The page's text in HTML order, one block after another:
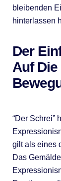
bleibenden
hinterlassen
Der
Auf
“Der Schrei”
gilt als eines
Das